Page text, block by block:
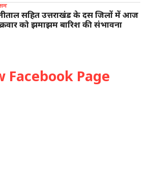
सहित उत्तराखंड के दस जिलों में आज
को झमाझम बारिश की संभावना
Facebook Page